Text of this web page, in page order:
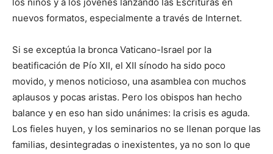
los niños y a los jóvenes lanzando las Escrituras en
nuevos formatos, especialmente a través de Internet.
Si se exceptúa la bronca Vaticano-Israel por la
beatificación de Pío XII, el XII sínodo ha sido poco
movido, y menos noticioso, una asamblea con muchos
aplausos y pocas aristas. Pero los obispos han hecho
balance y en eso han sido unánimes: la crisis es aguda.
Los fieles huyen, y los seminarios no se llenan porque las
familias, desintegradas o inexistentes, ya no son lo que